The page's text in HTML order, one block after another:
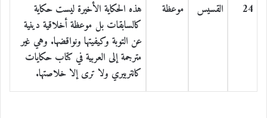
24
القسيس موعظة
هذه الحكاية الأخيرة ليست حكاية
كالسابقات بل موعظة أخلاقية دينية
عن التوبة وكيفيتها ونواقضها. وهي غير
مترجمة إلى العربية في كتاب حكايات
كانتربيري ولا ترى إلا خلاصتها.